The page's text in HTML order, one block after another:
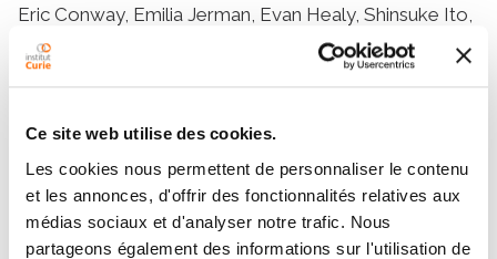
Ce site web utilise des cookies.
Les cookies nous permettent de personnaliser le contenu
et les annonces, d'offrir des fonctionnalités relatives aux
médias sociaux et d'analyser notre trafic. Nous
partageons également des informations sur l'utilisation de
Eric Conway, Emilia Jerman, Evan Healy, Shinsuke Ito,
Daniel Holoch, Giorgio Oliviero, Orla Deevy, Eleanor
Glancy, Darren J. Fitzpatrick, Marlena Mucha, Ariane
Indigo Pratt-Kelly, Yoko Koseki, Manabu Nakayama,
Karsten Hokamp, Aoife McLysaght, Claudio Ciferri,
Luciano Di Croce, Gerard Cagney, Raphaël
Margueron, Haruhiko Koseki, Adrian P. Bracken